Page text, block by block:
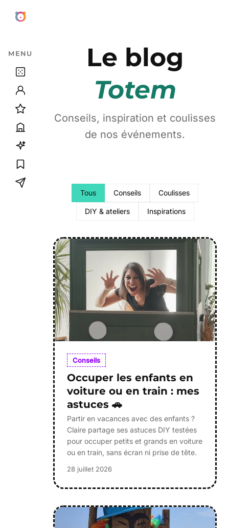
MENU
Le blog
Totem
Conseils, inspiration et coulisses
de nos événements.
Tous Conseils Coulisses
DIY & ateliers Inspirations
Articles du blog
Conseils
Occuper les enfants en
voiture ou en train : mes
astuces 🚗
Partir en vacances avec des enfants ?
Claire partage ses astuces DIY testées
pour occuper petits et grands en voiture
ou en train, sans écran ni prise de tête.
28 juillet 2026